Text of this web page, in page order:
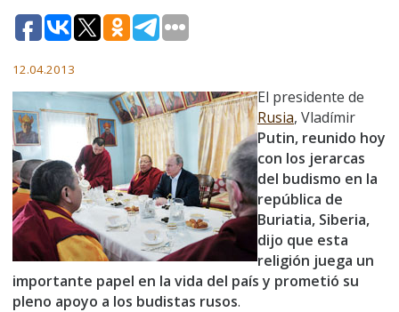
12.04.2013
El presidente de
Rusia, Vladímir
Putin, reunido hoy
con los jerarcas
del budismo en la
república de
Buriatia, Siberia,
dijo que esta
religión juega un
importante papel en la vida del país y prometió su
pleno apoyo a los budistas rusos.